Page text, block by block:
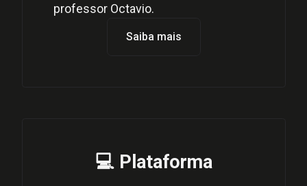
professor Octavio.
Saiba mais
💻 Plataforma